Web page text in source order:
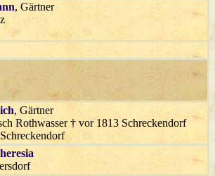
, Gärtner
, Gärtner
Rothwasser † vor 1813 Schreckendorf